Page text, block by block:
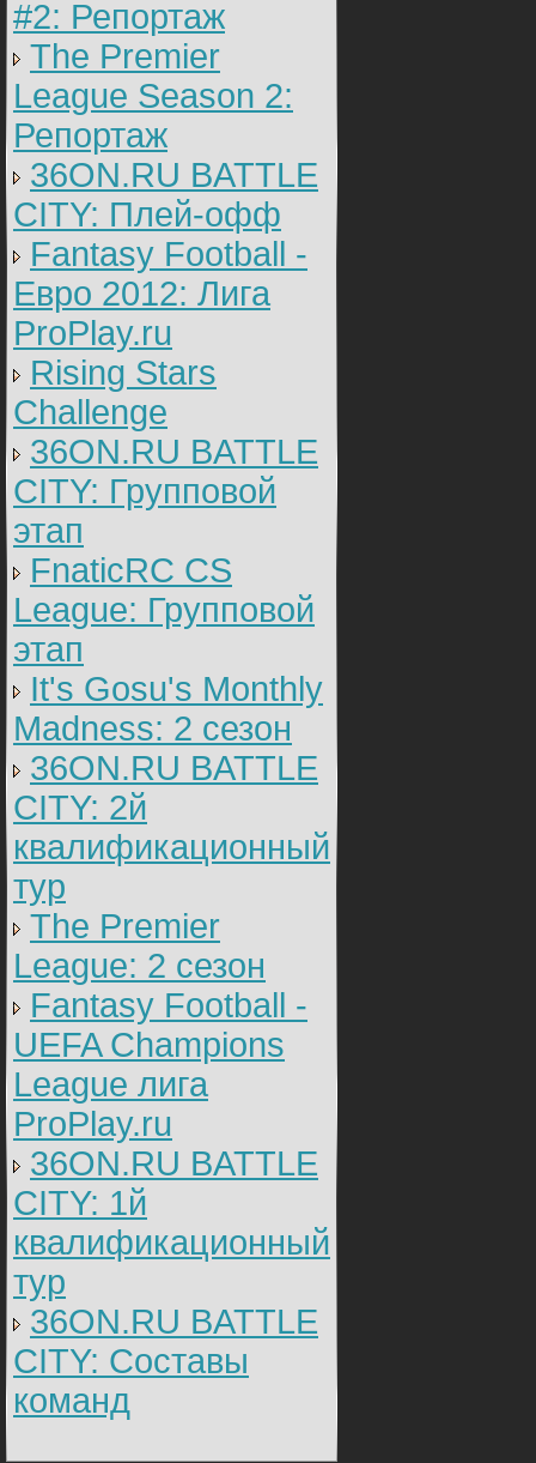
#2: Репортаж
The Premier
League Season 2:
Репортаж
36ON.RU BATTLE
CITY: Плей-офф
Fantasy Football -
Евро 2012: Лига
ProPlay.ru
Rising Stars
Challenge
36ON.RU BATTLE
CITY: Групповой
этап
FnaticRC CS
League: Групповой
этап
It's Gosu's Monthly
Madness: 2 сезон
36ON.RU BATTLE
CITY: 2й
квалификационный
тур
The Premier
League: 2 cезон
Fantasy Football -
UEFA Champions
League лига
ProPlay.ru
36ON.RU BATTLE
CITY: 1й
квалификационный
тур
36ON.RU BATTLE
CITY: Составы
команд